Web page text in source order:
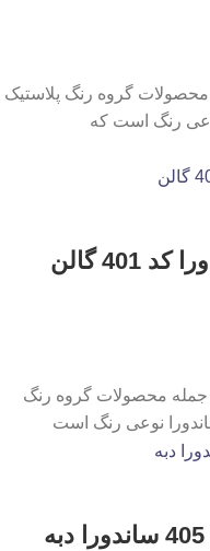
ساندورا 402 از جمله محصولات گروه رنگ پلاستیک
رنگ است که
گالن
سان پلاستیک ساندورا 402 از جمله محصولات گروه رنگ
نوعی رنگ است